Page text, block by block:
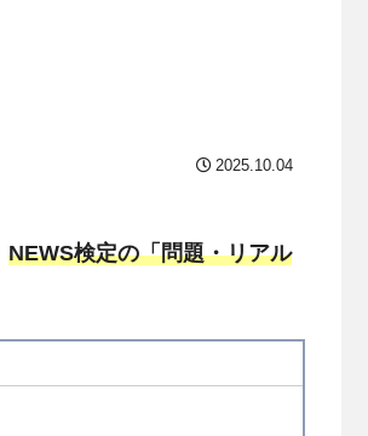
2025.10.04
NEWS検定の「問題・リアル